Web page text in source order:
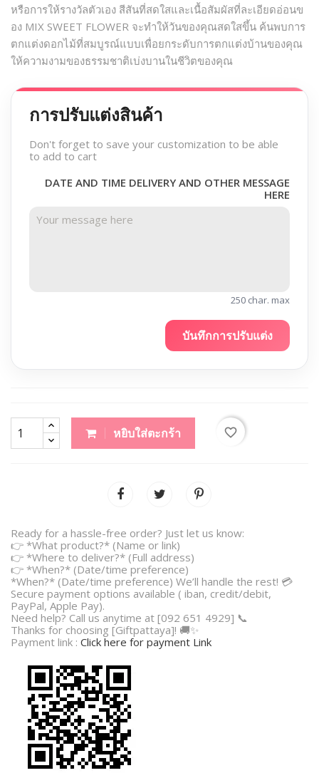
หรือการให้รางวัลตัวเอง สีสันที่สดใสและเนื้อสัมผัสที่ละเอียดอ่อนข
อง MIX SWEET FLOWER จะทำให้วันของคุณสดใสขึ้น ค้นพบการ
ตกแต่งดอกไม้ที่สมบูรณ์แบบเพื่อยกระดับการตกแต่งบ้านของคุณ
ให้ความงามของธรรมชาติเบ่งบานในชีวิตของคุณ
การปรับแต่งสินค้า
Don't forget to save your customization to be able
to add to cart
DATE AND TIME DELIVERY AND OTHER MESSAGE
HERE
250 char. max
บันทึกการปรับแต่ง
หยิบใส่ตะกร้า favorite_border
Ready for a hassle-free order? Just let us know:
👉 *What product?* (Name or link)
👉 *Where to deliver?* (Full address)
👉 *When?* (Date/time preference)
*When?* (Date/time preference) We’ll handle the rest! 💳
Secure payment options available ( iban, credit/debit,
PayPal, Apple Pay).
Need help? Call us anytime at [092 651 4929] 📞
Thanks for choosing [Giftpattaya]! 🚚✨
Payment link : Click here for payment Link